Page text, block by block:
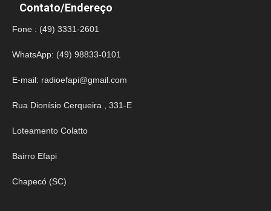
Contato/Endereço
Fone : (49) 3331-2601
WhatsApp: (49) 98833-0101
E-mail: radioefapi@gmail.com
Rua Dionísio Cerqueira , 331-E
Loteamento Colatto
Bairro Efapi
Chapecó (SC)